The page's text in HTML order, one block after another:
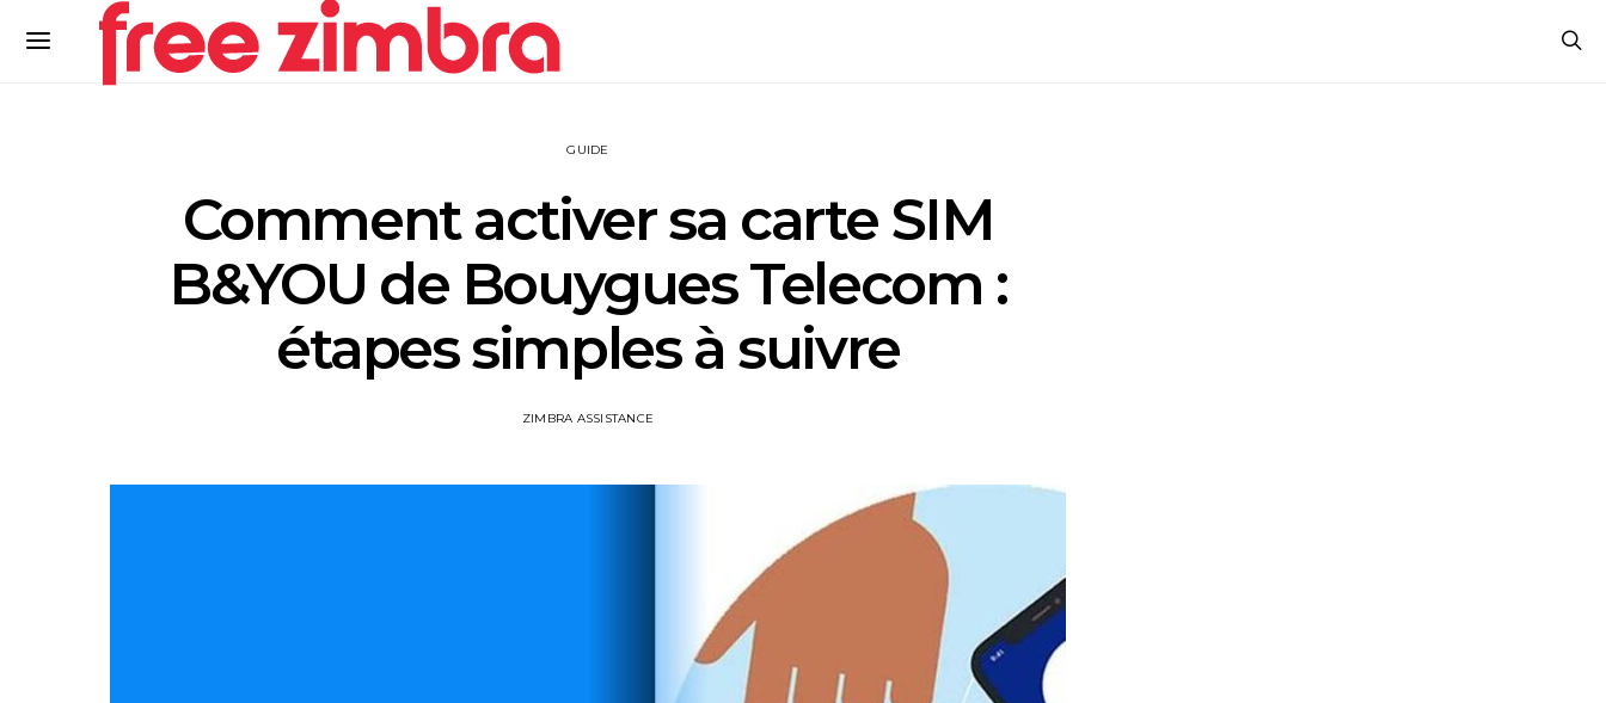
GUIDE
Comment activer sa carte SIM
B&YOU de Bouygues Telecom :
étapes simples à suivre
ZIMBRA ASSISTANCE